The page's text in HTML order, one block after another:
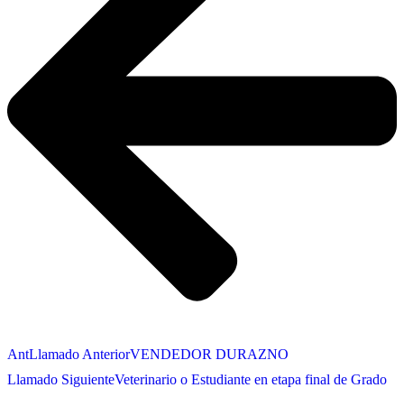
AntLlamado AnteriorVENDEDOR DURAZNO
Llamado SiguienteVeterinario o Estudiante en etapa final de Grado